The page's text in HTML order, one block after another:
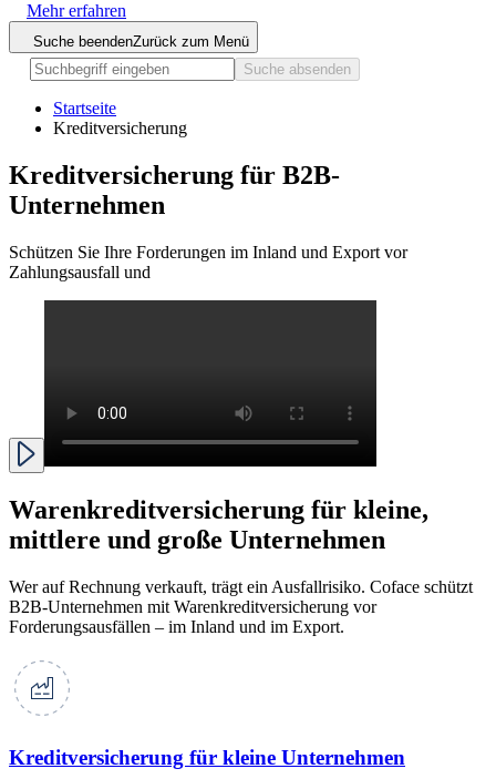
Mehr erfahren
Suche beendenZurück zum Menü
Suche absenden
Startseite
Kreditversicherung
Kreditversicherung für B2B-
Unternehmen
Schützen Sie Ihre Forderungen im Inland und Export vor
Zahlungsausfall und
Warenkreditversicherung für kleine,
mittlere und große Unternehmen
Wer auf Rechnung verkauft, trägt ein Ausfallrisiko. Coface schützt
B2B-Unternehmen mit Warenkreditversicherung vor
Forderungsausfällen – im Inland und im Export.
Kreditversicherung für kleine Unternehmen